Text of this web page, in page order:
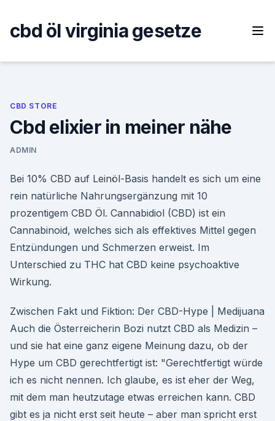
content
cbd öl virginia gesetze
CBD STORE
Cbd elixier in meiner nähe
ADMIN
Bei 10% CBD auf Leinöl-Basis handelt es sich um eine
rein natürliche Nahrungsergänzung mit 10
prozentigem CBD Öl. Cannabidiol (CBD) ist ein
Cannabinoid, welches sich als effektives Mittel gegen
Entzündungen und Schmerzen erweist. Im
Unterschied zu THC hat CBD keine psychoaktive
Wirkung.
Zwischen Fakt und Fiktion: Der CBD-Hype | Medijuana
Auch die Österreicherin Bozi nutzt CBD als Medizin –
und sie hat eine ganz eigene Meinung dazu, ob der
Hype um CBD gerechtfertigt ist: "Gerechtfertigt würde
ich es nicht nennen. Ich glaube, es ist eher der Weg,
mit dem man heutzutage etwas erreichen kann. CBD
gibt es ja nicht erst seit heute – aber man spricht erst